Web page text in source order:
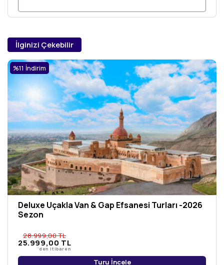
İlginizi Çekebilir
%11 İndirim
Deluxe Uçakla Van & Gap Efsanesi Turları -2026
Sezon
28.999,00 TL
25.999,00 TL
'den itibaren
Turu İncele